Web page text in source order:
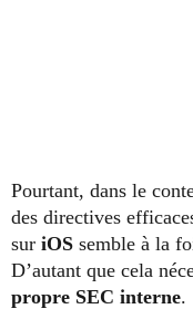
Pourtant, dans le
des directives
sur iOS semble à la
D’autant que cela
propre SEC interne.